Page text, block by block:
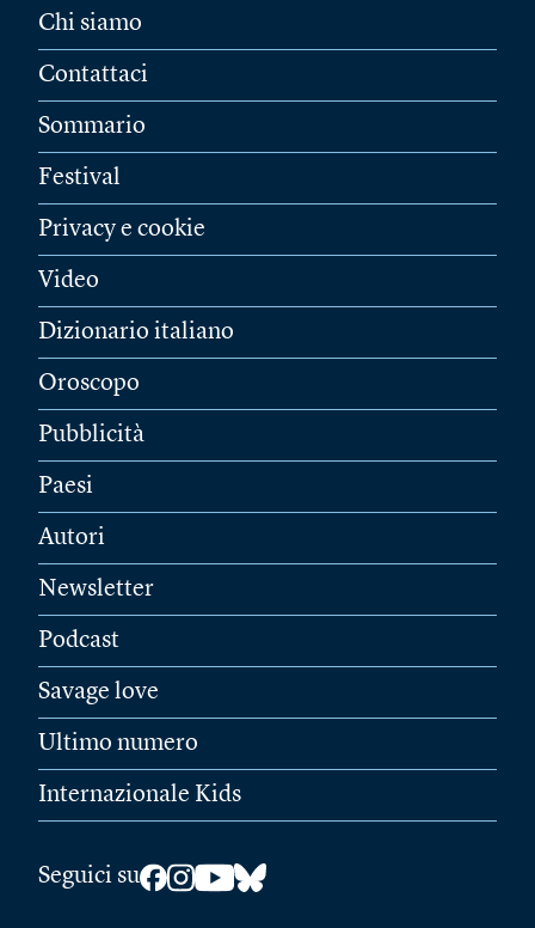
Chi siamo
Contattaci
Sommario
Festival
Privacy e cookie
Video
Dizionario italiano
Oroscopo
Pubblicità
Paesi
Autori
Newsletter
Podcast
Savage love
Ultimo numero
Internazionale Kids
Seguici su